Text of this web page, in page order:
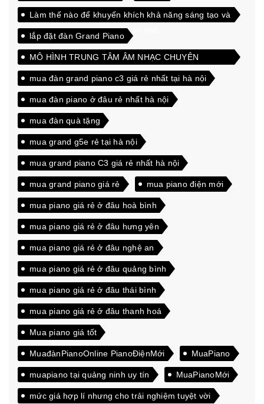
Làm thế nào để khuyến khích khả năng sáng tạo và
đam mê học hỏi của các bạn nhỏ
lắp đặt đàn Grand Piano
MÔ HÌNH TRUNG TÂM ÂM NHẠC CHUYÊN
NGHIỆP
mua đàn grand piano c3 giá rẻ nhất tại hà nội
mua đàn piano ở đâu rẻ nhất hà nội
mua đàn quà tặng
mua grand g5e rẻ tại hà nội
mua grand piano C3 giá rẻ nhất hà nội
mua grand piano giá rẻ mua piano điện mới
mua piano giá rẻ ở đâu hoà bình
mua piano giá rẻ ở đâu hưng yên
mua piano giá rẻ ở đâu nghệ an
mua piano giá rẻ ở đâu quảng bình
mua piano giá rẻ ở đâu thái bình
mua piano giá rẻ ở đâu thanh hoá
Mua piano giá tốt
MuađànPianoOnline PianoĐiệnMới MuaPiano
muapiano tại quảng ninh uy tín MuaPianoMới
mức giá hợp lí nhưng cho trải nghiệm tuyệt vời